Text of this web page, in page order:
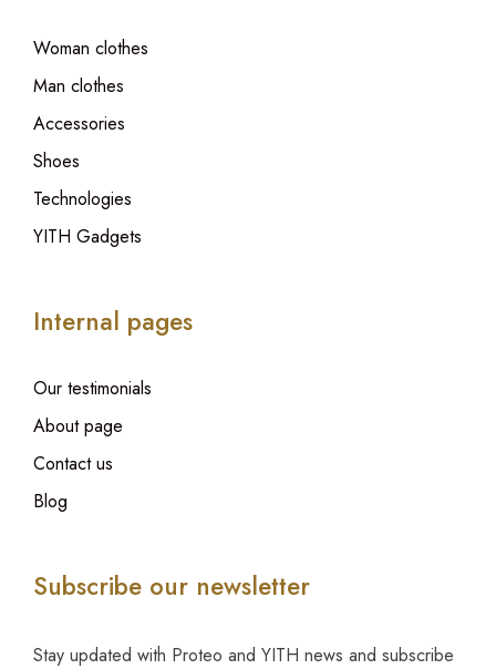
Woman clothes
Man clothes
Accessories
Shoes
Technologies
YITH Gadgets
Internal pages
Our testimonials
About page
Contact us
Blog
Subscribe our newsletter
Stay updated with Proteo and YITH news and subscribe